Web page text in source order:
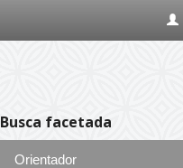
Busca facetada
Orientador